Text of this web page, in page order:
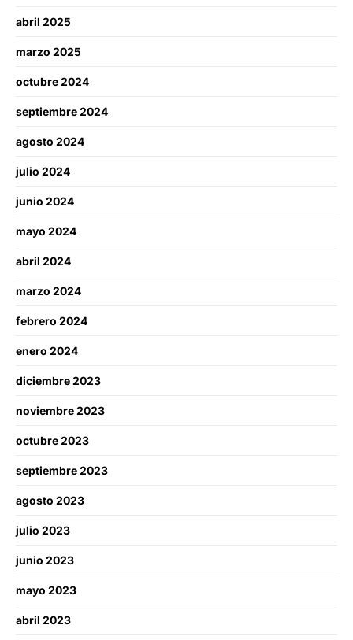
abril 2025
marzo 2025
octubre 2024
septiembre 2024
agosto 2024
julio 2024
junio 2024
mayo 2024
abril 2024
marzo 2024
febrero 2024
enero 2024
diciembre 2023
noviembre 2023
octubre 2023
septiembre 2023
agosto 2023
julio 2023
junio 2023
mayo 2023
abril 2023